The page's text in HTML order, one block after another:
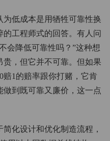
低成本是用牺牲可靠性换
工程师式的回答。有人问
会降低可靠性吗？”这种想
，但它并不可靠。但如果
赔1的赔率跟你打赌，它肯
到既可靠又廉价，这一点
化设计和优化制造流程，